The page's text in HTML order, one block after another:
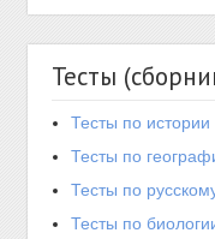
Тесты
Тесты по истории
Тесты по
Тесты по
Тесты по